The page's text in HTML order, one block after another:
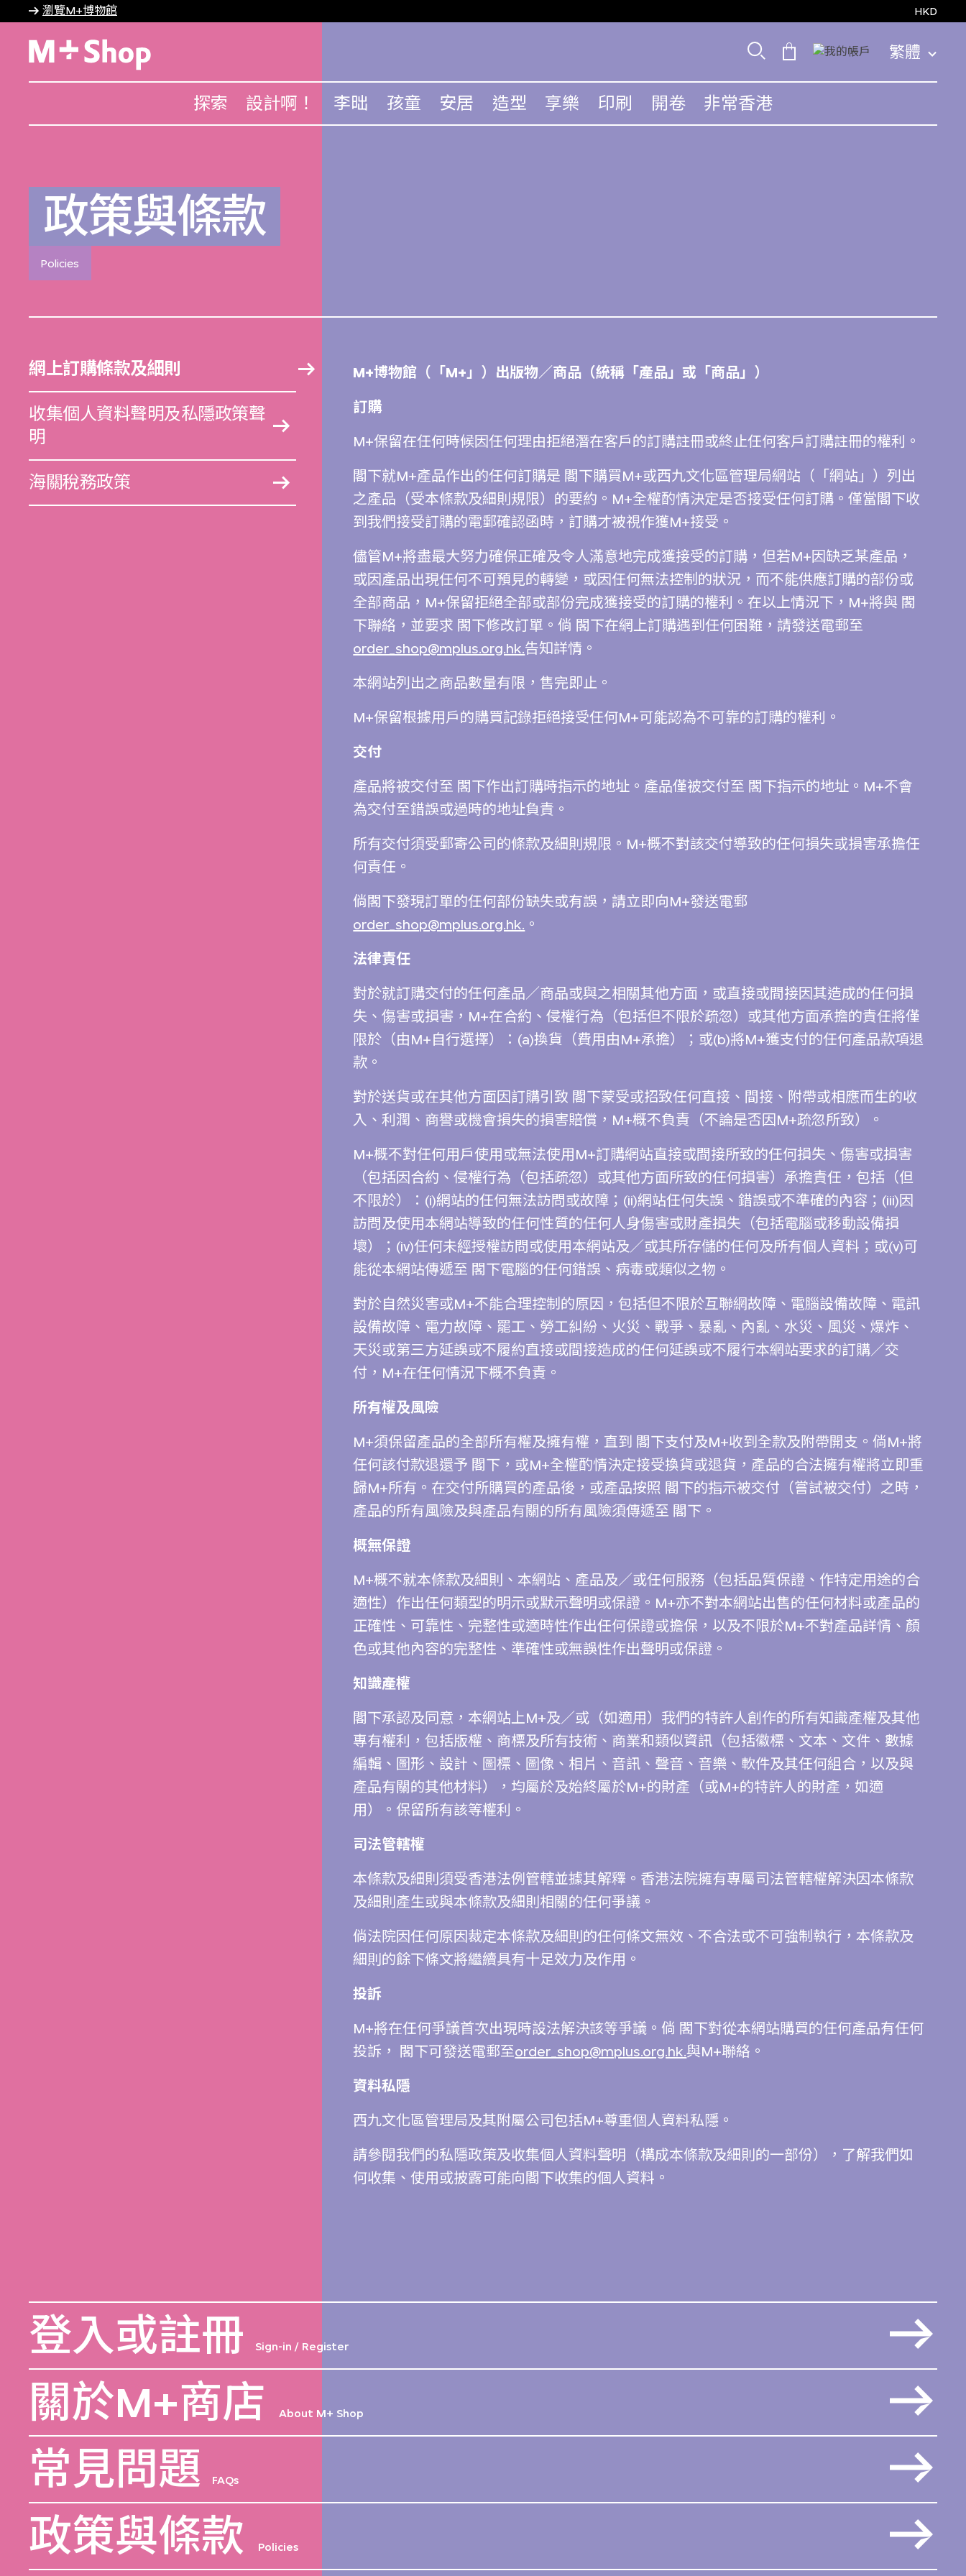
瀏覽M+博物館 HKD
繁體
探索 設計啊！ 李昢 孩童 安居 造型 享樂 印刷 開卷 非常香港
政策與條款
Policies
網上訂購條款及細則
收集個人資料聲明及私隱政策聲
明
海關稅務政策
M+博物館（「M+」）出版物／商品（統稱「產品」或「商品」）
訂購
M+保留在任何時候因任何理由拒絕潛在客戶的訂購註冊或終止任何客戶訂購註冊的權利。
閣下就M+產品作出的任何訂購是 閣下購買M+或西九文化區管理局網站（「網站」）列出
之產品（受本條款及細則規限）的要約。M+全權酌情決定是否接受任何訂購。僅當閣下收
到我們接受訂購的電郵確認函時，訂購才被視作獲M+接受。
儘管M+將盡最大努力確保正確及令人滿意地完成獲接受的訂購，但若M+因缺乏某產品，
或因產品出現任何不可預見的轉變，或因任何無法控制的狀況，而不能供應訂購的部份或
全部商品，M+保留拒絕全部或部份完成獲接受的訂購的權利。在以上情況下，M+將與 閣
下聯絡，並要求 閣下修改訂單。倘 閣下在網上訂購遇到任何困難，請發送電郵至
order_shop@mplus.org.hk.告知詳情。
本網站列出之商品數量有限，售完即止。
M+保留根據用戶的購買記錄拒絕接受任何M+可能認為不可靠的訂購的權利。
交付
產品將被交付至 閣下作出訂購時指示的地址。產品僅被交付至 閣下指示的地址。M+不會
為交付至錯誤或過時的地址負責。
所有交付須受郵寄公司的條款及細則規限。M+概不對該交付導致的任何損失或損害承擔任
何責任。
倘閣下發現訂單的任何部份缺失或有誤，請立即向M+發送電郵
order_shop@mplus.org.hk. 。
法律責任
對於就訂購交付的任何產品／商品或與之相關其他方面，或直接或間接因其造成的任何損
失、傷害或損害，M+在合約、侵權行為（包括但不限於疏忽）或其他方面承擔的責任將僅
限於（由M+自行選擇）：(a)換貨（費用由M+承擔）；或(b)將M+獲支付的任何產品款項退
款。
對於送貨或在其他方面因訂購引致 閣下蒙受或招致任何直接、間接、附帶或相應而生的收
入、利潤、商譽或機會損失的損害賠償，M+概不負責（不論是否因M+疏忽所致）。
M+概不對任何用戶使用或無法使用M+訂購網站直接或間接所致的任何損失、傷害或損害
（包括因合約、侵權行為（包括疏忽）或其他方面所致的任何損害）承擔責任，包括（但
不限於）：(i)網站的任何無法訪問或故障；(ii)網站任何失誤、錯誤或不準確的內容；(iii)因
訪問及使用本網站導致的任何性質的任何人身傷害或財產損失（包括電腦或移動設備損
壞）；(iv)任何未經授權訪問或使用本網站及／或其所存儲的任何及所有個人資料；或(v)可
能從本網站傳遞至 閣下電腦的任何錯誤、病毒或類似之物。
對於自然災害或M+不能合理控制的原因，包括但不限於互聯網故障、電腦設備故障、電訊
設備故障、電力故障、罷工、勞工糾紛、火災、戰爭、暴亂、內亂、水災、風災、爆炸、
天災或第三方延誤或不履約直接或間接造成的任何延誤或不履行本網站要求的訂購／交
付，M+在任何情況下概不負責。
所有權及風險
M+須保留產品的全部所有權及擁有權，直到 閣下支付及M+收到全款及附帶開支。倘M+將
任何該付款退還予 閣下，或M+全權酌情決定接受換貨或退貨，產品的合法擁有權將立即重
歸M+所有。在交付所購買的產品後，或產品按照 閣下的指示被交付（嘗試被交付）之時，
產品的所有風險及與產品有關的所有風險須傳遞至 閣下。
概無保證
M+概不就本條款及細則、本網站、產品及／或任何服務（包括品質保證、作特定用途的合
適性）作出任何類型的明示或默示聲明或保證。M+亦不對本網站出售的任何材料或產品的
正確性、可靠性、完整性或適時性作出任何保證或擔保，以及不限於M+不對產品詳情、顏
色或其他內容的完整性、準確性或無誤性作出聲明或保證。
知識產權
閣下承認及同意，本網站上M+及／或（如適用）我們的特許人創作的所有知識產權及其他
專有權利，包括版權、商標及所有技術、商業和類似資訊（包括徽標、文本、文件、數據
編輯、圖形、設計、圖標、圖像、相片、音訊、聲音、音樂、軟件及其任何組合，以及與
產品有關的其他材料），均屬於及始終屬於M+的財產（或M+的特許人的財產，如適
用）。保留所有該等權利。
司法管轄權
本條款及細則須受香港法例管轄並據其解釋。香港法院擁有專屬司法管轄權解決因本條款
及細則產生或與本條款及細則相關的任何爭議。
倘法院因任何原因裁定本條款及細則的任何條文無效、不合法或不可強制執行，本條款及
細則的餘下條文將繼續具有十足效力及作用。
投訴
M+將在任何爭議首次出現時設法解決該等爭議。倘 閣下對從本網站購買的任何產品有任何
投訴， 閣下可發送電郵至order_shop@mplus.org.hk.與M+聯絡。
資料私隱
西九文化區管理局及其附屬公司包括M+尊重個人資料私隱。
請參閱我們的私隱政策及收集個人資料聲明（構成本條款及細則的一部份），了解我們如
何收集、使用或披露可能向閣下收集的個人資料。
登入或註冊 Sign-in / Register
關於M+商店 About M+ Shop
常見問題 FAQs
政策與條款 Policies